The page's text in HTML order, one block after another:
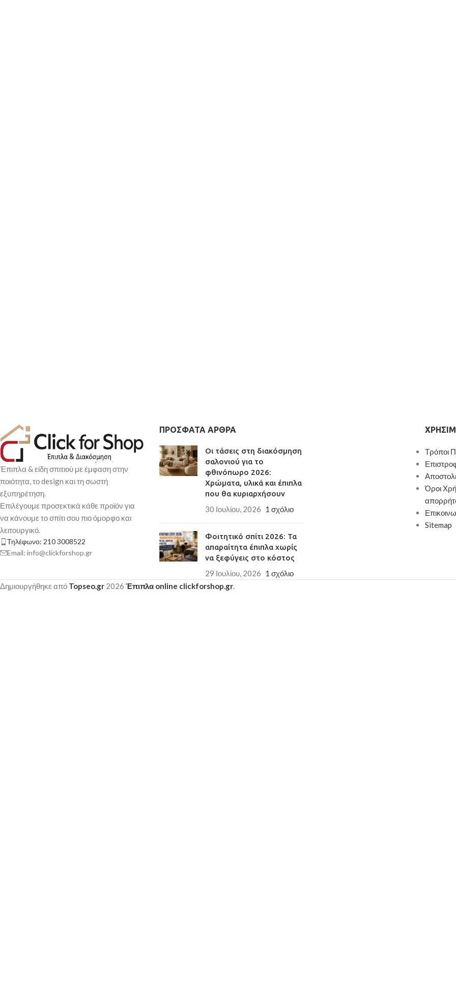
Έπιπλα & είδη σπιτιού με έμφαση στην
ποιότητα, το design και τη σωστή
εξυπηρέτηση.
Επιλέγουμε προσεκτικά κάθε προϊόν για
να κάνουμε το σπίτι σου πιο όμορφο και
λειτουργικό.
Τηλέφωνο: 210 3008522
Email: info@clickforshop.gr
ΠΡΌΣΦΑΤΑ ΆΡΘΡΑ
Οι τάσεις στη διακόσμηση
σαλονιού για το
φθινόπωρο 2026:
Χρώματα, υλικά και έπιπλα
που θα κυριαρχήσουν
30 Ιουλίου, 2026 1 σχόλιο
Φοιτητικό σπίτι 2026: Τα
απαραίτητα έπιπλα χωρίς
να ξεφύγεις στο κόστος
29 Ιουλίου, 2026 1 σχόλιο
Τρόποι
Όροι
Sitemap
Δημιουργήθηκε από Topseo.gr 2026 Έπιπλα online clickforshop.gr.